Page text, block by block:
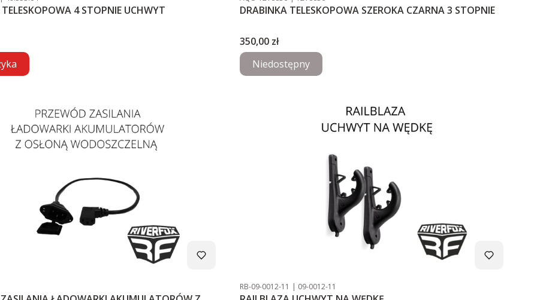
4 STOPNIE UCHWYT DRABINKA TELESKOPOWA SZEROKA CZARNA 3 STOPNIE
Cena
350,00 zł
Niedostępny
Kod produktu
RB-09-0012-11 Kod producenta
09-0012-11